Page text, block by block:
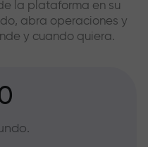
la plataforma en su
abra operaciones y
y cuando quiera.